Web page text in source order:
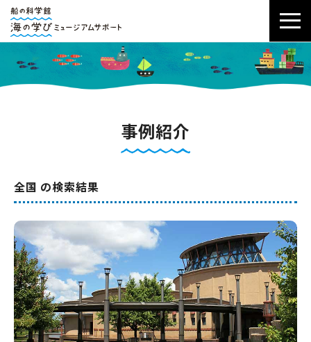
事例紹介
全国 の検索結果